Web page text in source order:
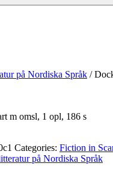
på Nordiska Språk /
m omsl, 1 opl, 186 s
Categories: Fiction in
på Nordiska Språk